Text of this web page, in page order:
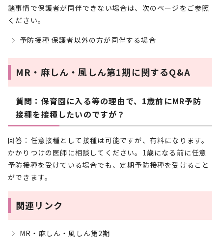
諸事情で保護者が同伴できない場合は、次のページをご参照
ください。
予防接種 保護者以外の方が同伴する場合
MR・麻しん・風しん第1期に関するQ&A
質問：保育園に入る等の理由で、1歳前にMR予防
接種を接種したいのですが？
回答：任意接種として接種は可能ですが、有料になります。
かかりつけの医師に相談してください。1歳になる前に任意
予防接種を受けている場合でも、定期予防接種を受けること
ができます。
関連リンク
MR・麻しん・風しん第2期